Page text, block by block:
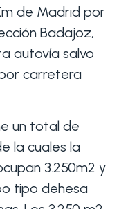
de Madrid por
Badajoz,
autovía salvo
carretera
un total de
la cuales la
3.250m2 y
tipo dehesa